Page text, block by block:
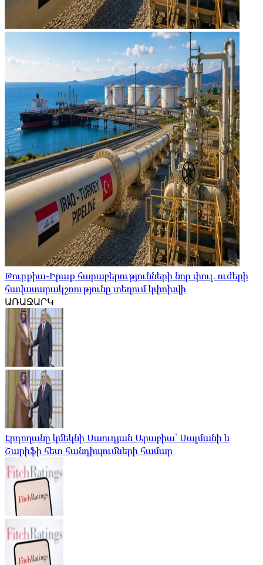
Թուրքիա-Իրաք հարաբերությունների նոր փուլ. ուժերի
հավասարակշռությունը տեղում կփոխվի
ԱՌԱՋԱՐԿ
Էրդողանը կմեկնի Սաուդյան Արաբիա՝ Սալմանի և
Շարիֆի հետ հանդիպումների համար